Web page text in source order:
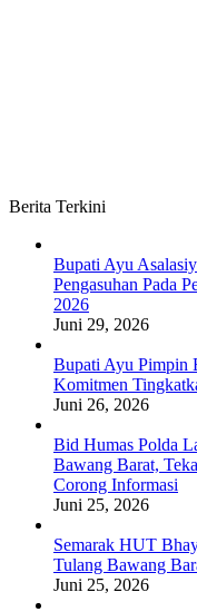
Berita Terkini
Bupati Ayu
Pengasuhan Pada
2026
Juni 29, 2026
Bupati Ayu Pimpin
Komitmen
Juni 26, 2026
Bid Humas Polda
Bawang Barat,
Corong Informasi
Juni 25, 2026
Semarak HUT
Tulang Bawang
Juni 25, 2026